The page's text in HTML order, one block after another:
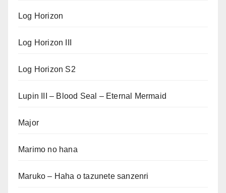
Log Horizon
Log Horizon III
Log Horizon S2
Lupin III – Blood Seal – Eternal Mermaid
Major
Marimo no hana
Maruko – Haha o tazunete sanzenri